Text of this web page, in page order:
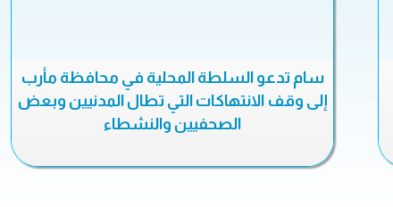
سام تدعو السلطة المحلية في محافظة مأرب
إلى وقف الانتهاكات التي تطال المدنيين وبعض
الصحفيين والنشطاء